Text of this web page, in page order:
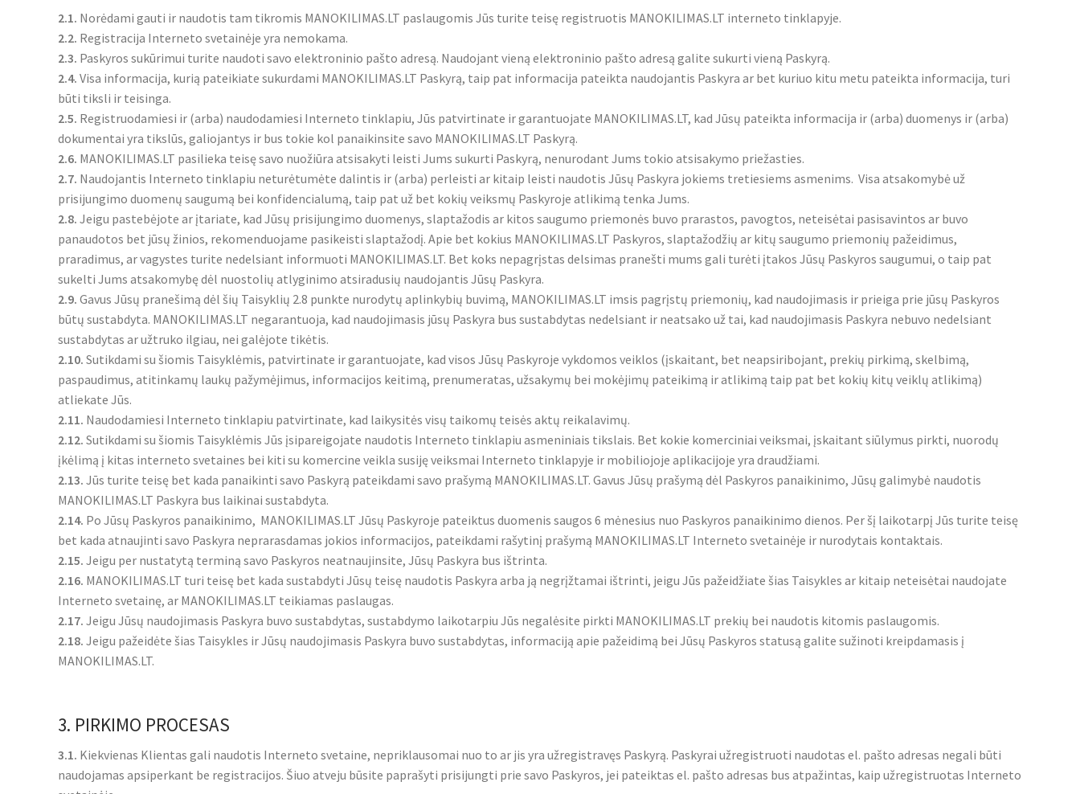
2.1. Norėdami gauti ir naudotis tam tikromis MANOKILIMAS.LT paslaugomis Jūs turite teisę registruotis MANOKILIMAS.LT interneto tinklapyje.
2.2. Registracija Interneto svetainėje yra nemokama.
2.3. Paskyros sukūrimui turite naudoti savo elektroninio pašto adresą. Naudojant vieną elektroninio pašto adresą galite sukurti vieną Paskyrą.
2.4. Visa informacija, kurią pateikiate sukurdami MANOKILIMAS.LT Paskyrą, taip pat informacija pateikta naudojantis Paskyra ar bet kuriuo kitu metu pateikta informacija, turi
būti tiksli ir teisinga.
2.5. Registruodamiesi ir (arba) naudodamiesi Interneto tinklapiu, Jūs patvirtinate ir garantuojate MANOKILIMAS.LT, kad Jūsų pateikta informacija ir (arba) duomenys ir (arba)
dokumentai yra tikslūs, galiojantys ir bus tokie kol panaikinsite savo MANOKILIMAS.LT Paskyrą.
2.6. MANOKILIMAS.LT pasilieka teisę savo nuožiūra atsisakyti leisti Jums sukurti Paskyrą, nenurodant Jums tokio atsisakymo priežasties.
2.7. Naudojantis Interneto tinklapiu neturėtumėte dalintis ir (arba) perleisti ar kitaip leisti naudotis Jūsų Paskyra jokiems tretiesiems asmenims. Visa atsakomybė už
prisijungimo duomenų saugumą bei konfidencialumą, taip pat už bet kokių veiksmų Paskyroje atlikimą tenka Jums.
2.8. Jeigu pastebėjote ar įtariate, kad Jūsų prisijungimo duomenys, slaptažodis ar kitos saugumo priemonės buvo prarastos, pavogtos, neteisėtai pasisavintos ar buvo
panaudotos bet jūsų žinios, rekomenduojame pasikeisti slaptažodį. Apie bet kokius MANOKILIMAS.LT Paskyros, slaptažodžių ar kitų saugumo priemonių pažeidimus,
praradimus, ar vagystes turite nedelsiant informuoti MANOKILIMAS.LT. Bet koks nepagrįstas delsimas pranešti mums gali turėti įtakos Jūsų Paskyros saugumui, o taip pat
sukelti Jums atsakomybę dėl nuostolių atlyginimo atsiradusių naudojantis Jūsų Paskyra.
2.9. Gavus Jūsų pranešimą dėl šių Taisyklių 2.8 punkte nurodytų aplinkybių buvimą, MANOKILIMAS.LT imsis pagrįstų priemonių, kad naudojimasis ir prieiga prie jūsų Paskyros
būtų sustabdyta. MANOKILIMAS.LT negarantuoja, kad naudojimasis jūsų Paskyra bus sustabdytas nedelsiant ir neatsako už tai, kad naudojimasis Paskyra nebuvo nedelsiant
sustabdytas ar užtruko ilgiau, nei galėjote tikėtis.
2.10. Sutikdami su šiomis Taisyklėmis, patvirtinate ir garantuojate, kad visos Jūsų Paskyroje vykdomos veiklos (įskaitant, bet neapsiribojant, prekių pirkimą, skelbimą,
paspaudimus, atitinkamų laukų pažymėjimus, informacijos keitimą, prenumeratas, užsakymų bei mokėjimų pateikimą ir atlikimą taip pat bet kokių kitų veiklų atlikimą)
atliekate Jūs.
2.11. Naudodamiesi Interneto tinklapiu patvirtinate, kad laikysitės visų taikomų teisės aktų reikalavimų.
2.12. Sutikdami su šiomis Taisyklėmis Jūs įsipareigojate naudotis Interneto tinklapiu asmeniniais tikslais. Bet kokie komerciniai veiksmai, įskaitant siūlymus pirkti, nuorodų
įkėlimą į kitas interneto svetaines bei kiti su komercine veikla susiję veiksmai Interneto tinklapyje ir mobiliojoje aplikacijoje yra draudžiami.
2.13. Jūs turite teisę bet kada panaikinti savo Paskyrą pateikdami savo prašymą MANOKILIMAS.LT. Gavus Jūsų prašymą dėl Paskyros panaikinimo, Jūsų galimybė naudotis
MANOKILIMAS.LT Paskyra bus laikinai sustabdyta.
2.14. Po Jūsų Paskyros panaikinimo, MANOKILIMAS.LT Jūsų Paskyroje pateiktus duomenis saugos 6 mėnesius nuo Paskyros panaikinimo dienos. Per šį laikotarpį Jūs turite teisę
bet kada atnaujinti savo Paskyra neprarasdamas jokios informacijos, pateikdami rašytinį prašymą MANOKILIMAS.LT Interneto svetainėje ir nurodytais kontaktais.
2.15. Jeigu per nustatytą terminą savo Paskyros neatnaujinsite, Jūsų Paskyra bus ištrinta.
2.16. MANOKILIMAS.LT turi teisę bet kada sustabdyti Jūsų teisę naudotis Paskyra arba ją negrįžtamai ištrinti, jeigu Jūs pažeidžiate šias Taisykles ar kitaip neteisėtai naudojate
Interneto svetainę, ar MANOKILIMAS.LT teikiamas paslaugas.
2.17. Jeigu Jūsų naudojimasis Paskyra buvo sustabdytas, sustabdymo laikotarpiu Jūs negalėsite pirkti MANOKILIMAS.LT prekių bei naudotis kitomis paslaugomis.
2.18. Jeigu pažeidėte šias Taisykles ir Jūsų naudojimasis Paskyra buvo sustabdytas, informaciją apie pažeidimą bei Jūsų Paskyros statusą galite sužinoti kreipdamasis į
MANOKILIMAS.LT.
3. PIRKIMO PROCESAS
3.1. Kiekvienas Klientas gali naudotis Interneto svetaine, nepriklausomai nuo to ar jis yra užregistravęs Paskyrą. Paskyrai užregistruoti naudotas el. pašto adresas negali būti
naudojamas apsiperkant be registracijos. Šiuo atveju būsite paprašyti prisijungti prie savo Paskyros, jei pateiktas el. pašto adresas bus atpažintas, kaip užregistruotas Interneto